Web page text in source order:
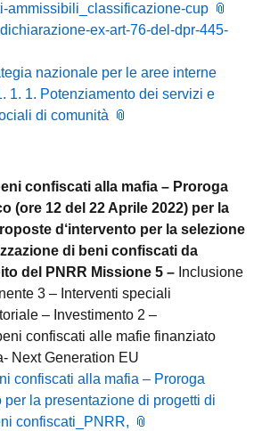
ammissibili_classificazione-cup
ex-art-76-del-dpr-445-
nazionale per le aree interne
1. 1. Potenziamento dei servizi e
di comunità
confiscati alla mafia – Proroga
(ore 12 del 22 Aprile 2022) per la
d ‘intervento per la selezione
di beni confiscati da
del P N RR Missione 5 – Inclusione
3 – Interventi speciali
– Investimento 2 –
confiscati alle mafie finanziato
Next Generation EU
confiscati alla mafia – Proroga
per la presentazione di progetti di
confiscati_PNRR,